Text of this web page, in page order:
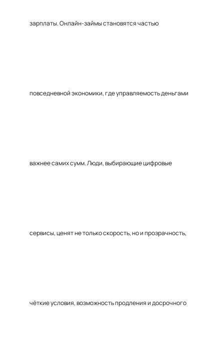
зарплаты. Онлайн-займы становятся частью
повседневной экономики, где управляемость деньгами
важнее самих сумм. Люди, выбирающие цифровые
сервисы, ценят не только скорость, но и прозрачность,
чёткие условия, возможность продления и досрочного